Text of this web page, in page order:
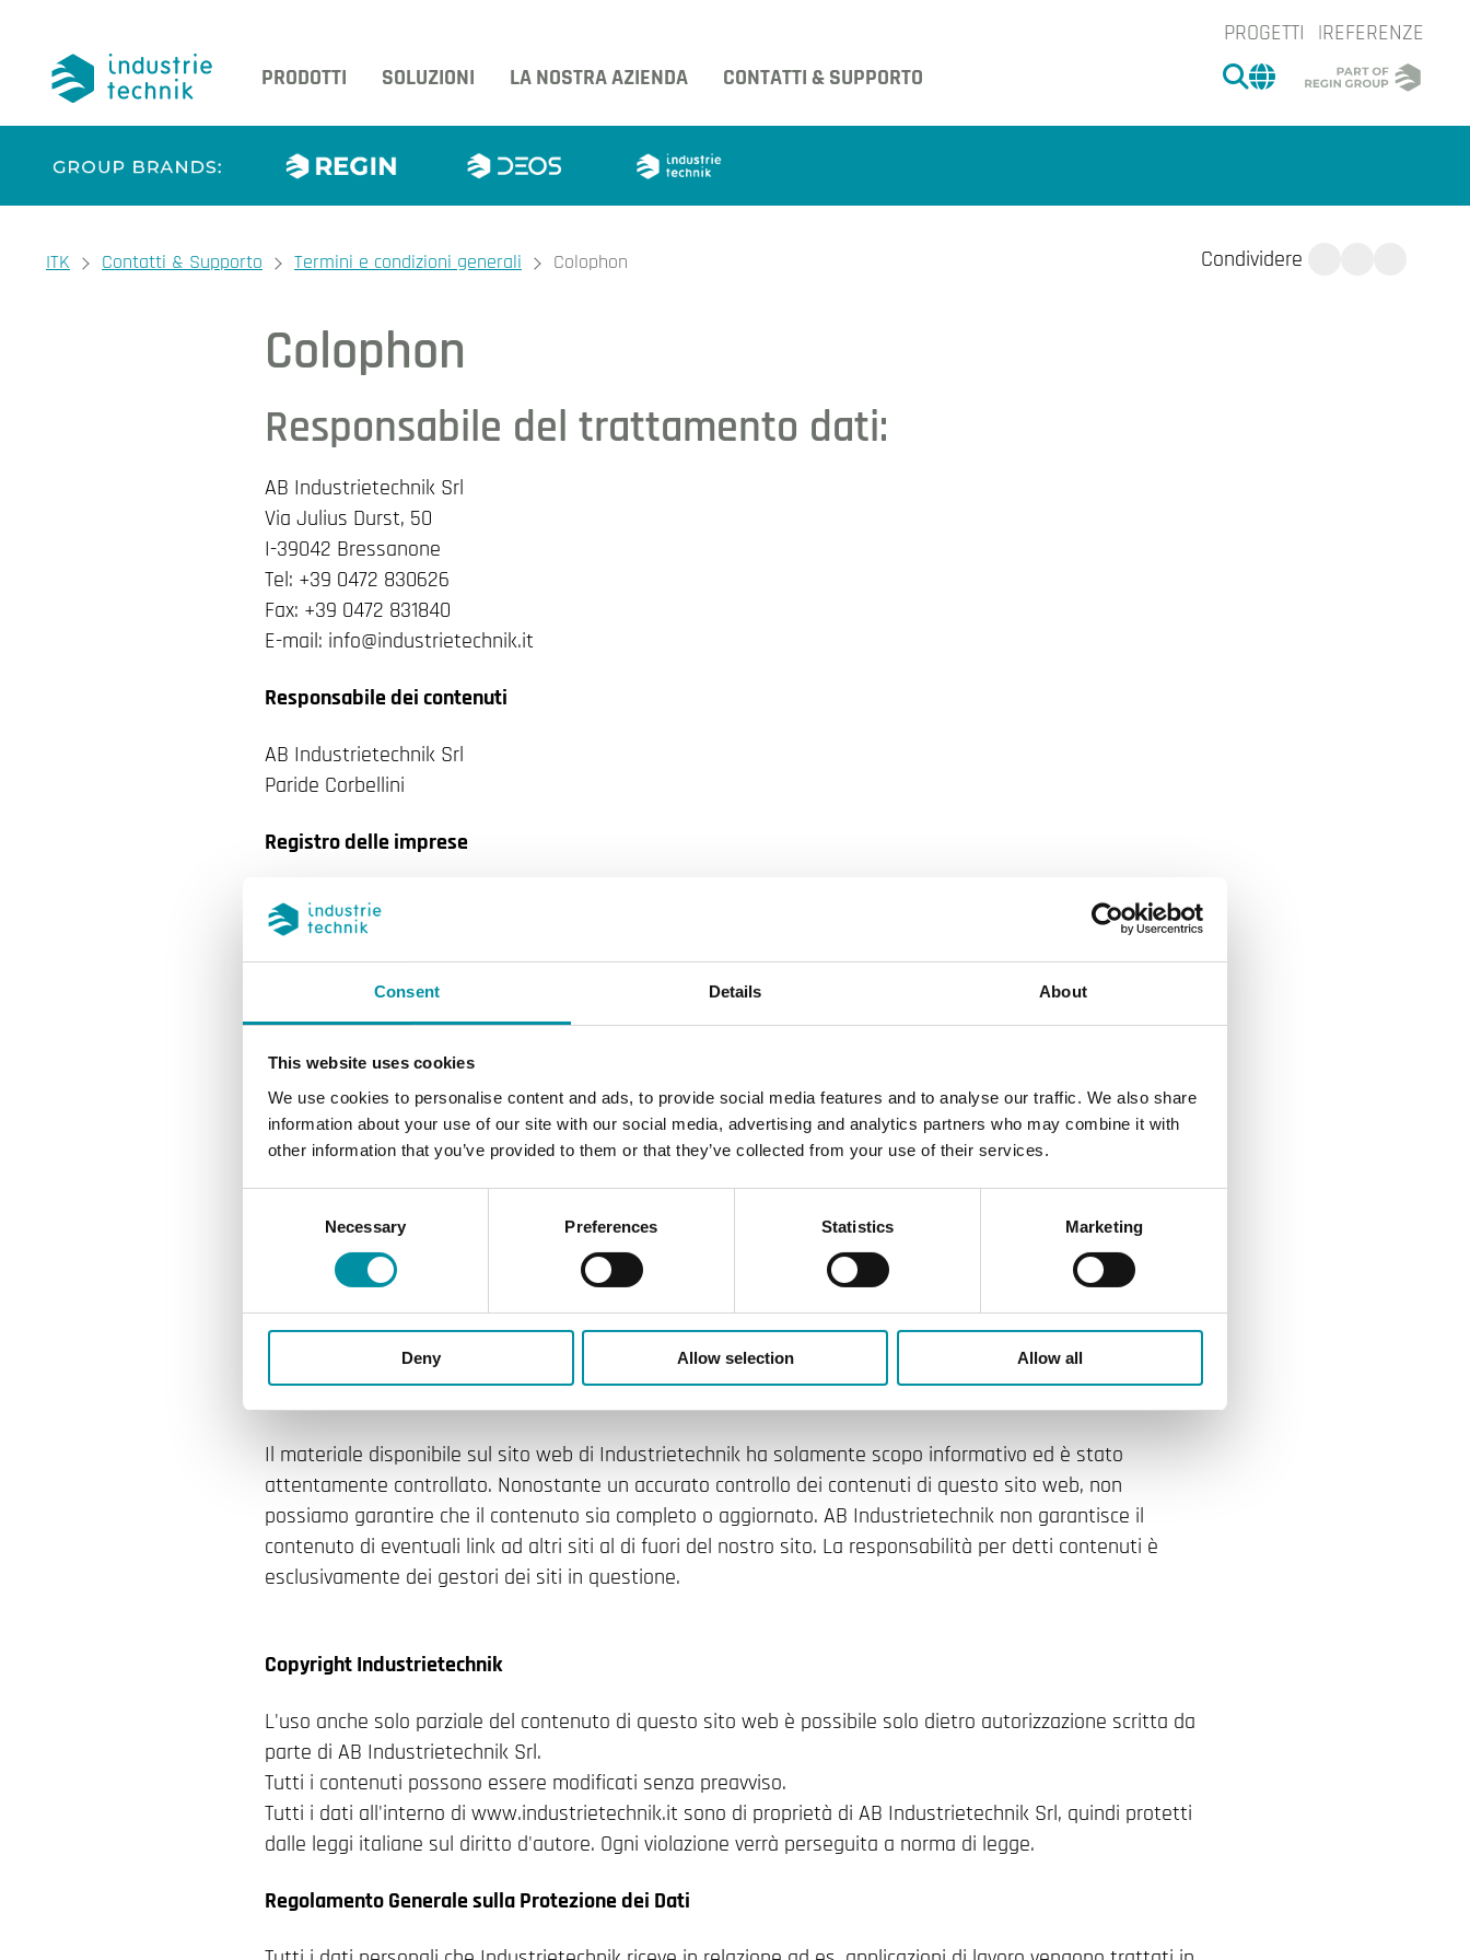
Consent Details About
This website uses cookies
We use cookies to personalise content and ads, to provide social media features and to analyse our traffic. We also share
information about your use of our site with our social media, advertising and analytics partners who may combine it with
other information that you’ve provided to them or that they’ve collected from your use of their services.
Necessary Preferences Statistics Marketing
Deny Allow selection Allow all
PROGETTI
REFERENZE
PRODOTTI
SOLUZIONI LA NOSTRA AZIENDA CONTATTI & SUPPORTO CERCA
CHANGE MARKET
You are here:
ITK Contatti & Supporto Termini e condizioni generali Colophon Condividere
Colophon
Responsabile del trattamento dati:
AB Industrietechnik Srl
Via Julius Durst, 50
I-39042 Bressanone
Tel: +39 0472 830626
Fax: +39 0472 831840
E-mail: info@industrietechnik.it
Responsabile dei contenuti
AB Industrietechnik Srl
Paride Corbellini
Registro delle imprese
Iscritta al registro delle imprese di Bolzano / Partita IVA: IT02748450216
Capitale sociale: 100.000,00 € interamente versato – Società a socio unico – Amministrazione e
coordinazione ai sensi dell'art. 2497cc AB
Regin con sede in Svezia
UNICREDIT SPA
P.zza Walther, 5
IBAN: IT86 G 02008 11600 000005421221
SWIFT: UNCRITMMXXX
Foro competente
Bolzano
Il materiale disponibile sul sito web di Industrietechnik ha solamente scopo informativo ed è stato
attentamente controllato. Nonostante un accurato controllo dei contenuti di questo sito web, non
possiamo garantire che il contenuto sia completo o aggiornato. AB Industrietechnik non garantisce il
contenuto di eventuali link ad altri siti al di fuori del nostro sito. La responsabilità per detti contenuti è
esclusivamente dei gestori dei siti in questione.
Copyright Industrietechnik
L'uso anche solo parziale del contenuto di questo sito web è possibile solo dietro autorizzazione scritta da
parte di AB Industrietechnik Srl.
Tutti i contenuti possono essere modificati senza preavviso.
Tutti i dati all'interno di www.industrietechnik.it sono di proprietà di AB Industrietechnik Srl, quindi protetti
dalle leggi italiane sul diritto d'autore. Ogni violazione verrà perseguita a norma di legge.
Regolamento Generale sulla Protezione dei Dati